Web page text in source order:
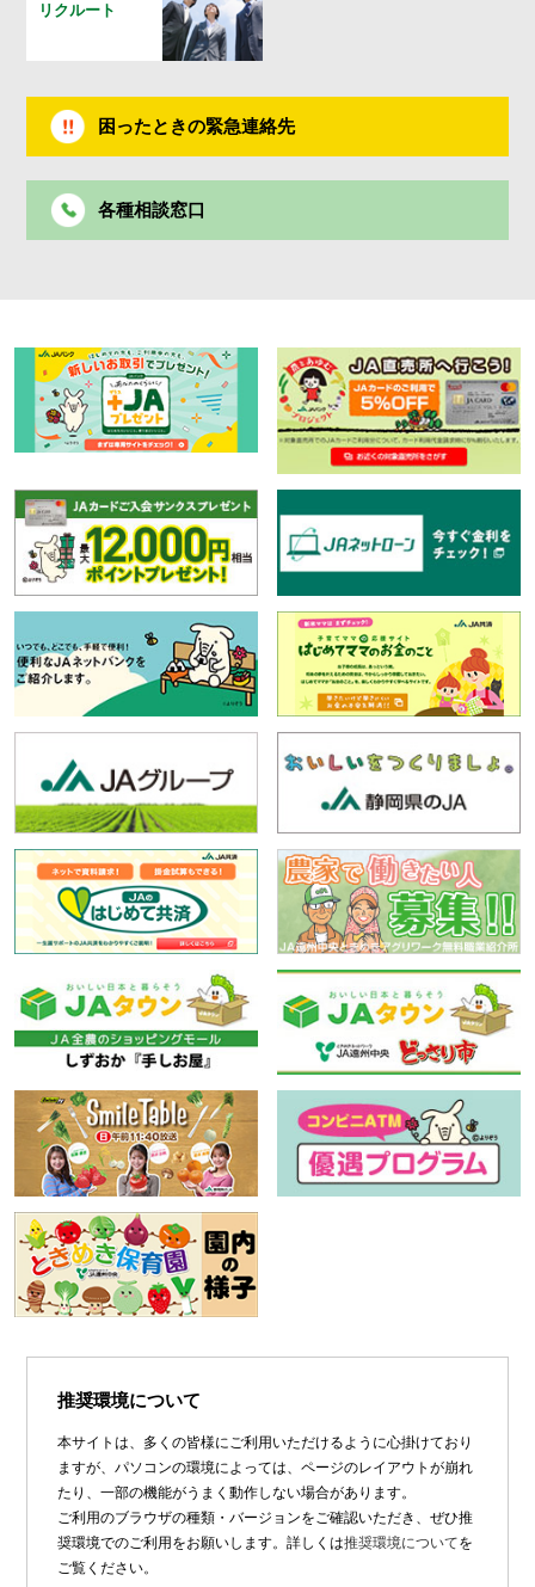
リクルート
困ったときの緊急連絡先
各種相談窓口
推奨環境について
本サイトは、多くの皆様にご利用いただけるように心掛けており
ますが、パソコンの環境によっては、ページのレイアウトが崩れ
たり、一部の機能がうまく動作しない場合があります。
ご利用のブラウザの種類・バージョンをご確認いただき、ぜひ推
奨環境でのご利用をお願いします。詳しくは推奨環境についてを
ご覧ください。